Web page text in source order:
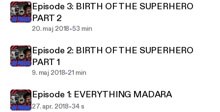
Episode 3: BIRTH OF THE SUPERHERO
PART 2
20. maj 2018-53 min
Episode 2: BIRTH OF THE SUPERHERO
PART 1
9. maj 2018-21 min
Episode 1: EVERYTHING MADARA
27. apr. 2018-34 s